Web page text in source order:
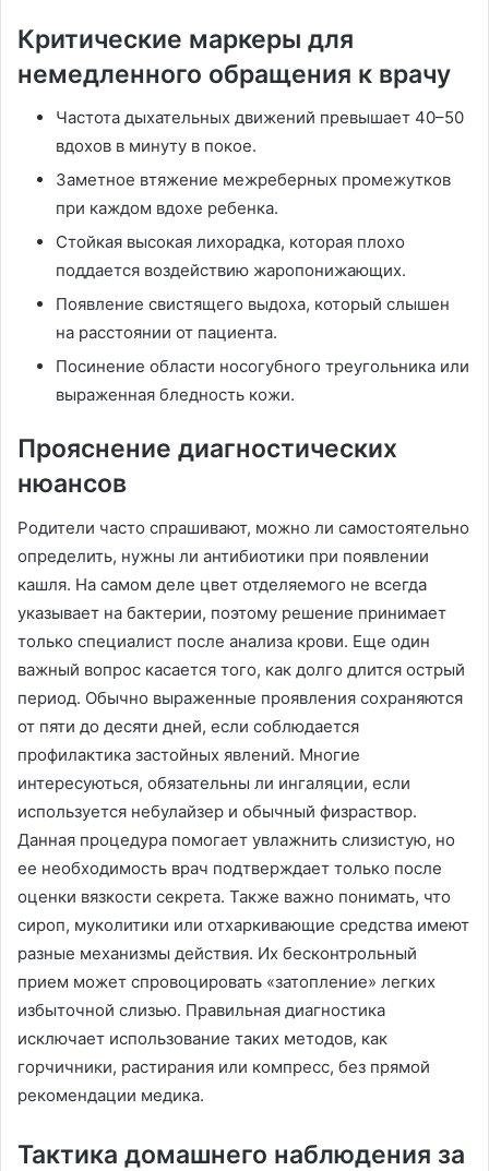
Критические маркеры для
немедленного обращения к врачу
Частота дыхательных движений превышает 40–50
вдохов в минуту в покое.
Заметное втяжение межреберных промежутков
при каждом вдохе ребенка.
Стойкая высокая лихорадка, которая плохо
поддается воздействию жаропонижающих.
Появление свистящего выдоха, который слышен
на расстоянии от пациента.
Посинение области носогубного треугольника или
выраженная бледность кожи.
Прояснение диагностических
нюансов
Родители часто спрашивают, можно ли самостоятельно
определить, нужны ли антибиотики при появлении
кашля. На самом деле цвет отделяемого не всегда
указывает на бактерии, поэтому решение принимает
только специалист после анализа крови. Еще один
важный вопрос касается того, как долго длится острый
период. Обычно выраженные проявления сохраняются
от пяти до десяти дней, если соблюдается
профилактика застойных явлений. Многие
интересуються, обязательны ли ингаляции, если
используется небулайзер и обычный физраствор.
Данная процедура помогает увлажнить слизистую, но
ее необходимость врач подтверждает только после
оценки вязкости секрета. Также важно понимать, что
сироп, муколитики или отхаркивающие средства имеют
разные механизмы действия. Их бесконтрольный
прием может спровоцировать «затопление» легких
избыточной слизью. Правильная диагностика
исключает использование таких методов, как
горчичники, растирания или компресс, без прямой
рекомендации медика.
Тактика домашнего наблюдения за